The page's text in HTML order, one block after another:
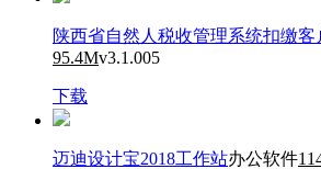
陕西省自然人税收管理系统扣缴客
95.4Mv3.1.005
下载
迈迪设计宝2018工作站办公软件